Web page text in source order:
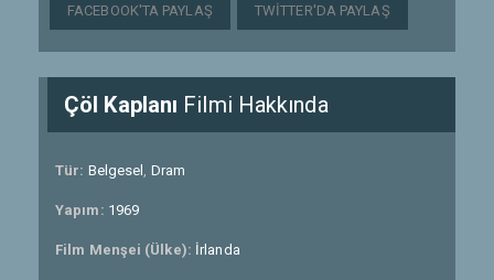
FACEBOOK'TA PAYLAŞ TWITTER'DA PAYLAŞ
Çöl Kaplanı Filmi Hakkında
Tür: Belgesel , Dram
Yapım: 1969
Film Menşei (Ülke): İrlanda